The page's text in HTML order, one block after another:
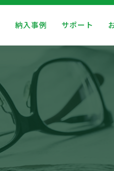
納入事例 サポート